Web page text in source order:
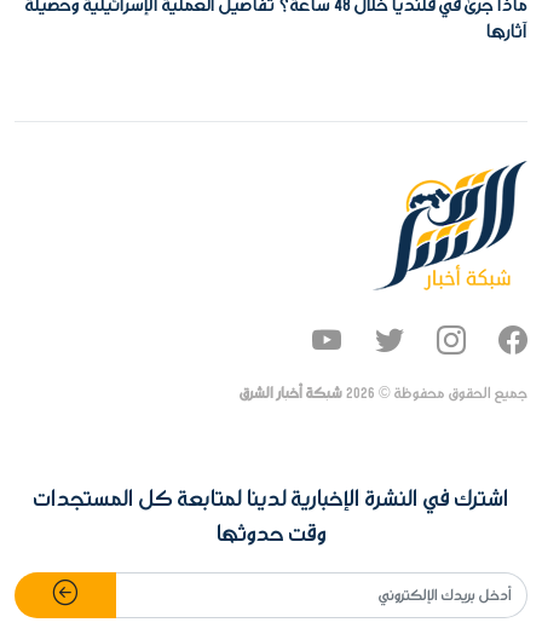
ماذا جرى في قلنديا خلال 48 ساعة؟ تفاصيل العملية الإسرائيلية وحصيلة
آثارها
جميع الحقوق محفوظة © 2026شبكة أخبار الشرق
اشترك في النشرة الإخبارية لدينا لمتابعة كل المستجدات
وقت حدوثها